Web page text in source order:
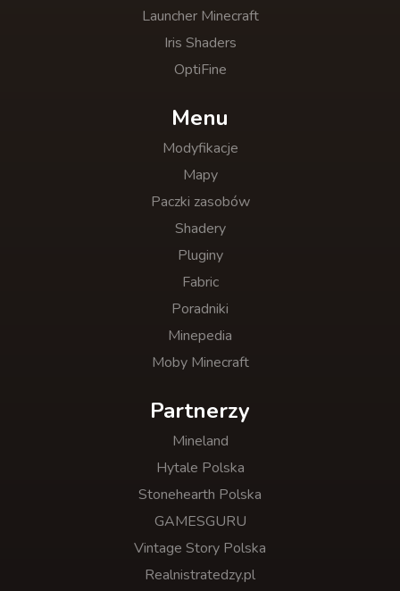
Launcher Minecraft
Iris Shaders
OptiFine
Menu
Modyfikacje
Mapy
Paczki zasobów
Shadery
Pluginy
Fabric
Poradniki
Minepedia
Moby Minecraft
Partnerzy
Mineland
Hytale Polska
Stonehearth Polska
GAMESGURU
Vintage Story Polska
Realnistratedzy.pl